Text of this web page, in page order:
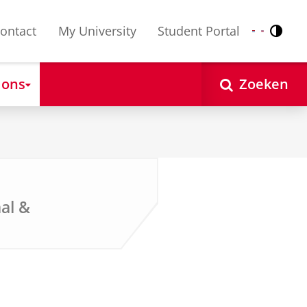
My University Student Portal Nederlands
English
Zoeken
&